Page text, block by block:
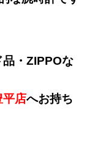
・ZIPPOな
平店へお持ち